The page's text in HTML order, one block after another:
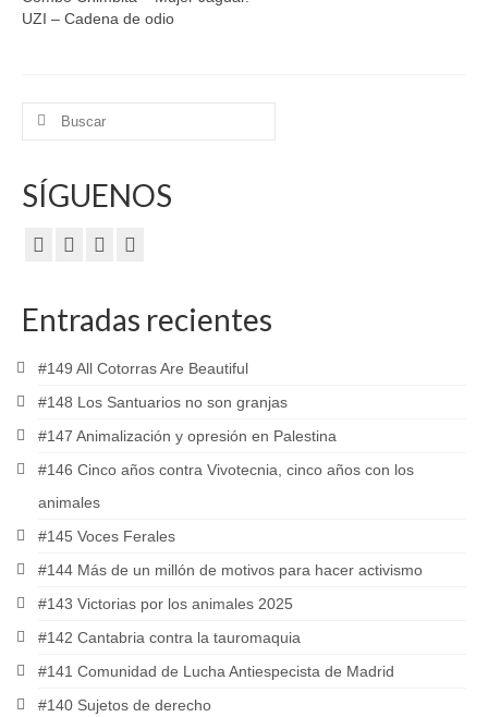
UZI – Cadena de odio
Buscar
SÍGUENOS
Entradas recientes
#149 All Cotorras Are Beautiful
#148 Los Santuarios no son granjas
#147 Animalización y opresión en Palestina
#146 Cinco años contra Vivotecnia, cinco años con los
animales
#145 Voces Ferales
#144 Más de un millón de motivos para hacer activismo
#143 Victorias por los animales 2025
#142 Cantabria contra la tauromaquia
#141 Comunidad de Lucha Antiespecista de Madrid
#140 Sujetos de derecho